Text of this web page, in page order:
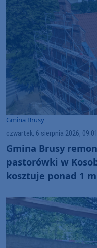
Gmina Brusy
czwartek, 6 sierpnia 2026, 09:01
Gmina Brusy
pastorówki w
kosztuje ponad 1